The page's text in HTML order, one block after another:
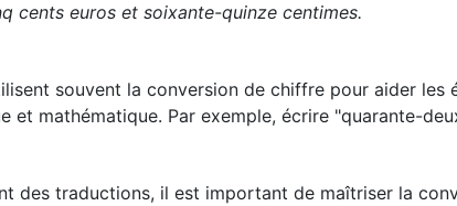
cents euros et soixante-quinze centimes.
souvent la conversion de chiffre pour aider les
et mathématique. Par exemple, écrire "quarante-
des traductions, il est important de maîtriser la